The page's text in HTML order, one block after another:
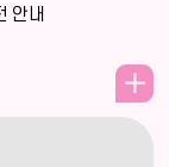
안내
더
보